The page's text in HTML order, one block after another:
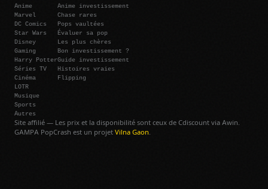
Anime
Marvel
DC Comics
Star Wars
Disney
Gaming
Harry Potter
Séries TV
Cinéma
LOTR
Musique
Sports
Autres
Anime investissement
Chase rares
Pops vaultées
Évaluer sa pop
Les plus chères
Bon investissement ?
Guide investissement
Histoires vraies
Flipping
Site affilié — Les prix et la disponibilité sont ceux de Cdiscount via Awin.
GAMPA PopCrash est un projet Vilna Gaon.